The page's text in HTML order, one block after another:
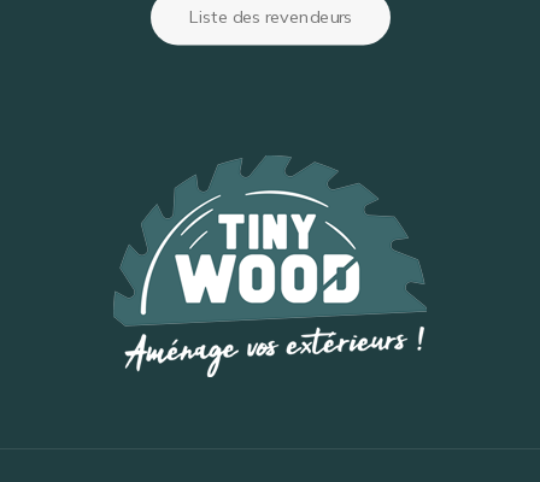
Liste des revendeurs